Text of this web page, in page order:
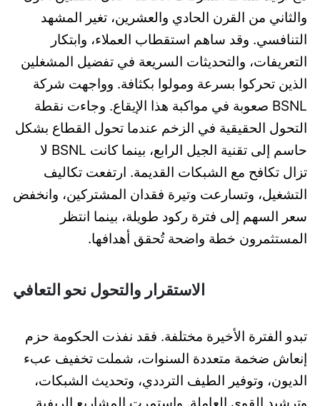
والثاني من القرن الحادي والعشرين، تغير المشهد
التنافسي. وقد ساهم استقطاب العملاء، وابتكار
التعريفات، والتحديثات السريعة في تفضيل المشغلين
الذين تحركوا بسرعة ومولوا بكثافة. وواجهت شركة
BSNL صعوبة في مواكبة هذا الإيقاع. وجاءت نقطة
التحول الحقيقية في الزخم عندما تحول القطاع بشكل
حاسم إلى تقنية الجيل الرابع، بينما كانت BSNL لا
تزال تكافح مع الشبكات القديمة. ارتفعت تكاليف
التشغيل، وتسارعت وتيرة فقدان المشتركين، وانخفض
سعر السهم إلى فترة ركود طويلة، بينما انتظر
المستثمرون خطة واضحة تُحقق أهدافها.
الاستقرار والتحول نحو التعافي
تبدو الفترة الأخيرة مختلفة. فقد نفذت الحكومة حزم
إنعاش ضخمة متعددة السنوات، شملت تخفيف عبء
الديون، وتوفير الطيف الترددي، وتحديث الشبكات،
وترشيد القوى العاملة. واستمرت المشاريع الريفية